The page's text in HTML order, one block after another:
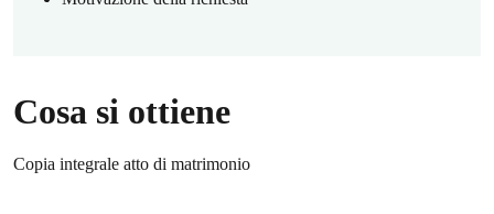
Cosa si ottiene
Copia integrale atto di matrimonio